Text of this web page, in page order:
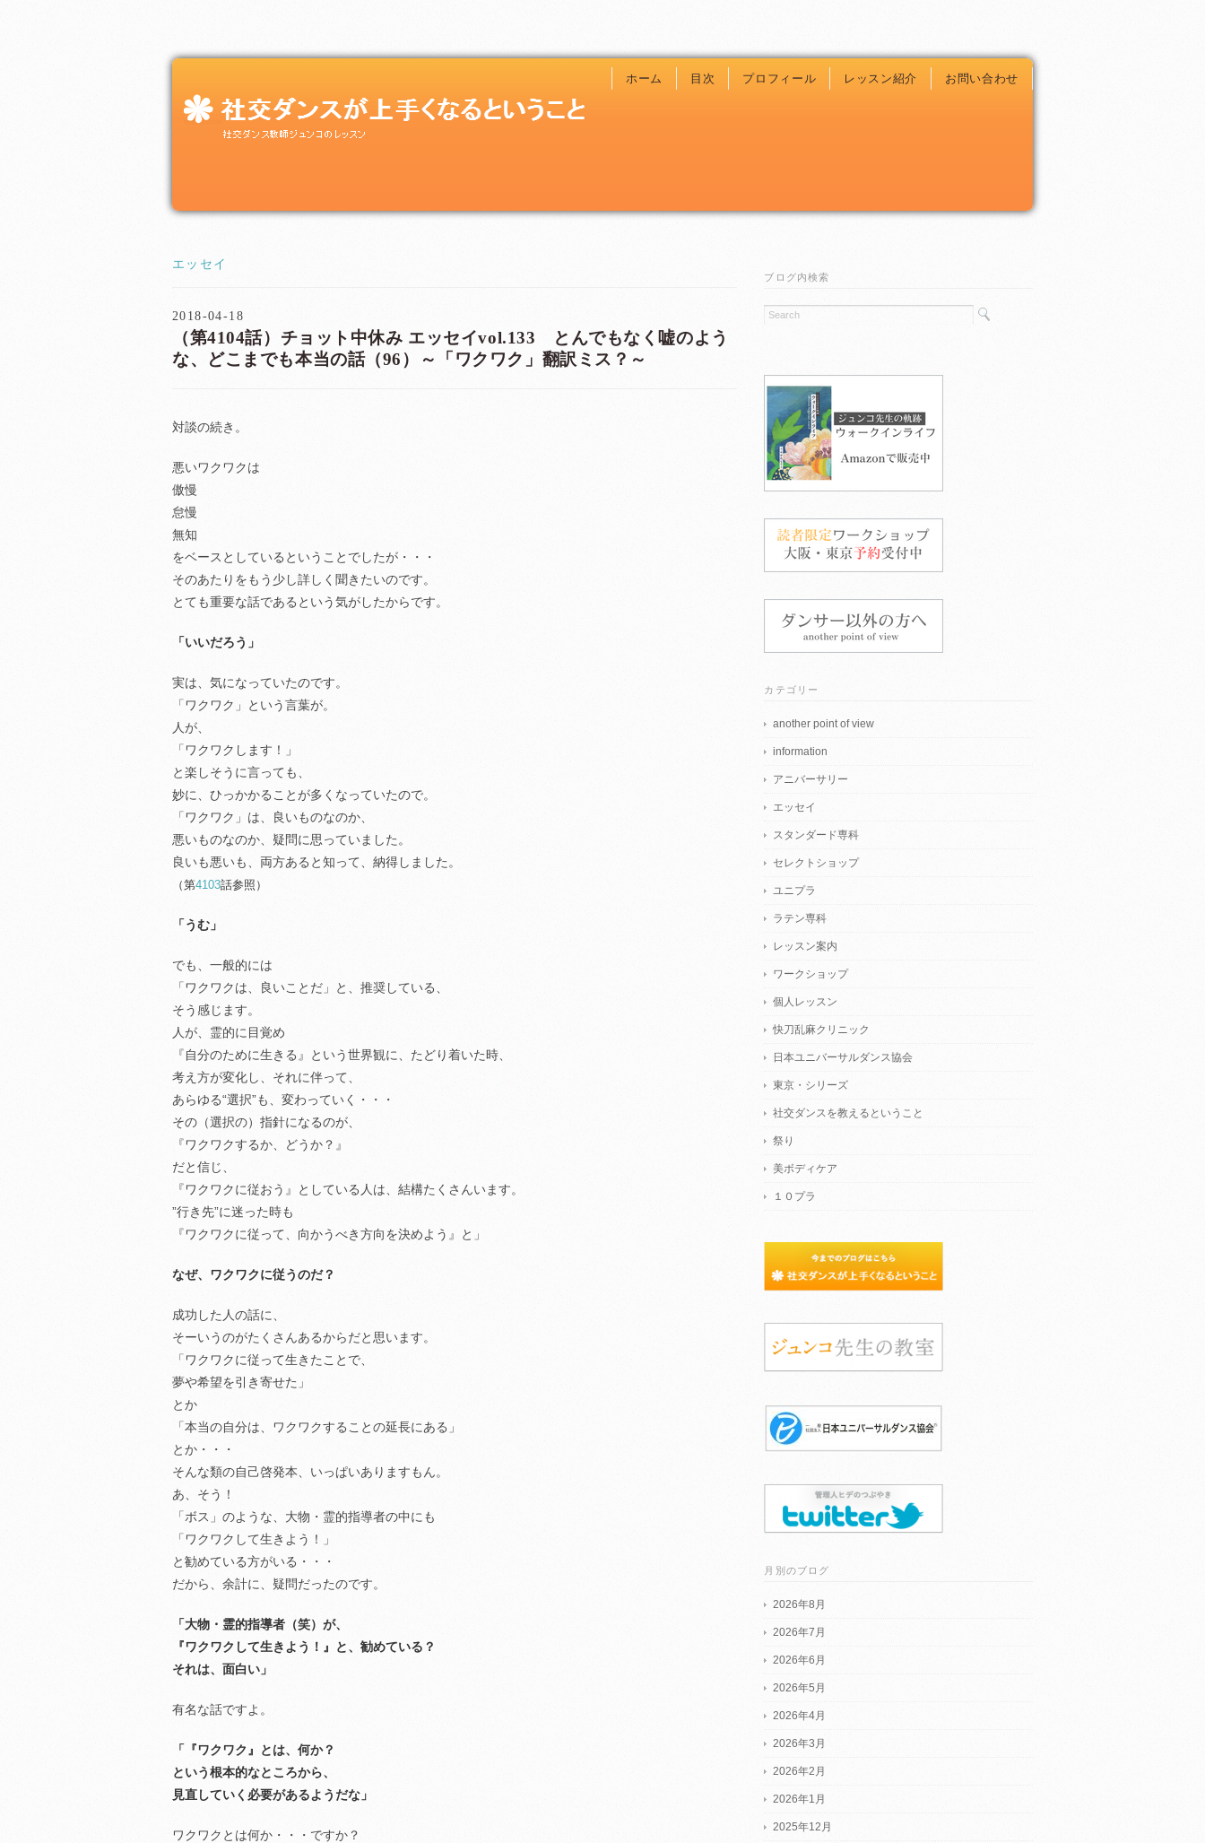
ホーム 目次 プロフィール レッスン紹介 お問い合わせ
エッセイ
2018-04-18
（第4104話）チョット中休み エッセイvol.133 とんでもなく嘘のよう
な、どこまでも本当の話（96）～「ワクワク」翻訳ミス？～
対談の続き。
悪いワクワクは
傲慢
怠慢
無知
をベースとしているということでしたが・・・
そのあたりをもう少し詳しく聞きたいのです。
とても重要な話であるという気がしたからです。
「いいだろう」
実は、気になっていたのです。
「ワクワク」という言葉が。
人が、
「ワクワクします！」
と楽しそうに言っても、
妙に、ひっかかることが多くなっていたので。
「ワクワク」は、良いものなのか、
悪いものなのか、疑問に思っていました。
良いも悪いも、両方あると知って、納得しました。
（第4103話参照）
「うむ」
でも、一般的には
「ワクワクは、良いことだ」と、推奨している、
そう感じます。
人が、霊的に目覚め
『自分のために生きる』という世界観に、たどり着いた時、
考え方が変化し、それに伴って、
あらゆる“選択”も、変わっていく・・・
その（選択の）指針になるのが、
『ワクワクするか、どうか？』
だと信じ、
『ワクワクに従おう』としている人は、結構たくさんいます。
”行き先”に迷った時も
『ワクワクに従って、向かうべき方向を決めよう』と」
なぜ、ワクワクに従うのだ？
成功した人の話に、
そーいうのがたくさんあるからだと思います。
「ワクワクに従って生きたことで、
夢や希望を引き寄せた」
とか
「本当の自分は、ワクワクすることの延長にある」
とか・・・
そんな類の自己啓発本、いっぱいありますもん。
あ、そう！
「ボス」のような、大物・霊的指導者の中にも
「ワクワクして生きよう！」
と勧めている方がいる・・・
だから、余計に、疑問だったのです。
「大物・霊的指導者（笑）が、
『ワクワクして生きよう！』と、勧めている？
それは、面白い」
有名な話ですよ。
「『ワクワク』とは、何か？
という根本的なところから、
見直していく必要があるようだな」
ワクワクとは何か・・・ですか？
ブログ内検索
カテゴリー
another point of view
information
アニバーサリー
エッセイ
スタンダード専科
セレクトショップ
ユニプラ
ラテン専科
レッスン案内
ワークショップ
個人レッスン
快刀乱麻クリニック
日本ユニバーサルダンス協会
東京・シリーズ
社交ダンスを教えるということ
祭り
美ボディケア
１０プラ
月別のブログ
2026年8月
2026年7月
2026年6月
2026年5月
2026年4月
2026年3月
2026年2月
2026年1月
2025年12月